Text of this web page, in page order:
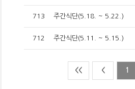
713 주간식단(5.18. ~ 5.22.)
712 주간식단(5.11. ~ 5.15.)
<< < 1